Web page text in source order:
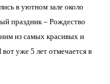
в уютном зале около
праздник – Рождество
из самых красивых и
уже 5 лет отмечается в